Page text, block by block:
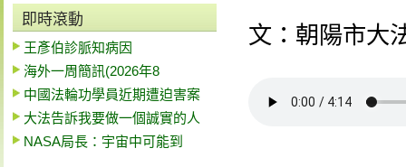
即時滾動
王彥伯診脈知病因
海外一周簡訊(2026年8
中國法輪功學員近期遭迫害案
大法告訴我要做一個誠實的人
NASA局長：宇宙中可能到
文：朝陽市大